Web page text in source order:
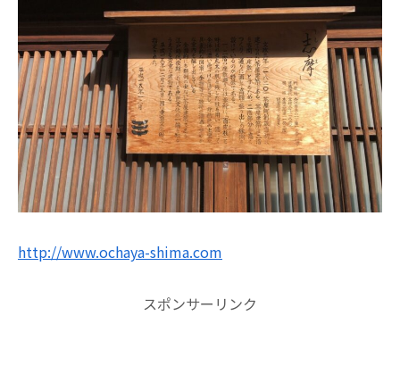
http://www.ochaya-shima.com
スポンサーリンク